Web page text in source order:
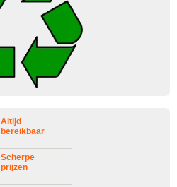
Altijd
bereikbaar
Scherpe
prijzen